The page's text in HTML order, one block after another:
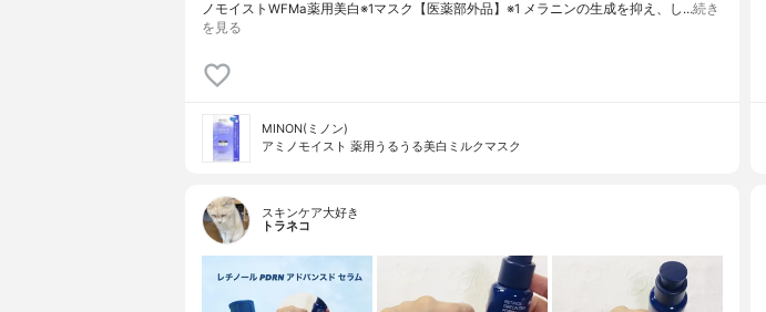
ノモイストWFMa薬用美白※1マスク【医薬部外品】※1 メラニンの生成を抑え、し…続き
を見る
MINON(ミノン)
アミノモイスト 薬用うるうる美白ミルクマスク
スキンケア大好き
トラネコ